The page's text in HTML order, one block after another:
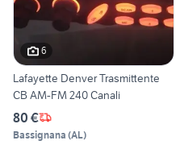
6
Lafayette Denver Trasmittente
CB AM-FM 240 Canali
80 €
Bassignana (AL)